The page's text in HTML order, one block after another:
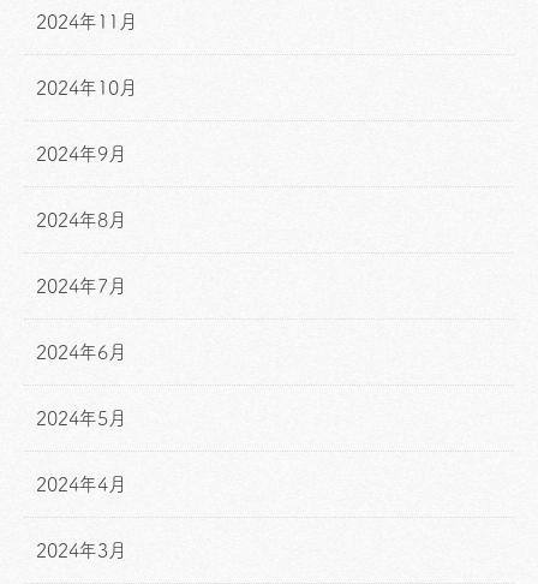
2024年11月
2024年10月
2024年9月
2024年8月
2024年7月
2024年6月
2024年5月
2024年4月
2024年3月